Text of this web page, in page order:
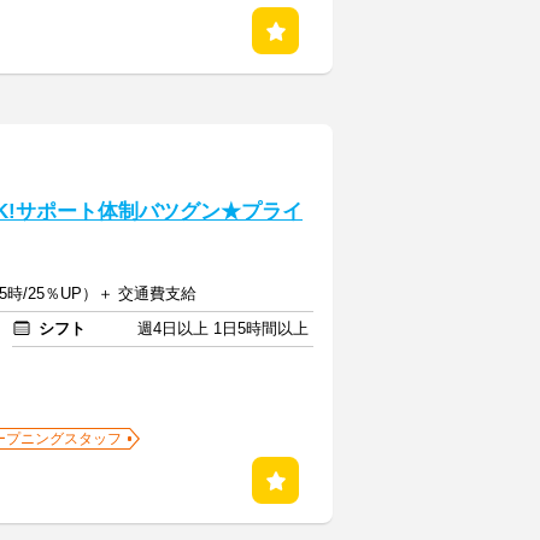
サポート体制バツグン★プライ
時/25％UP）＋ 交通費支給
シフト
週4日以上 1日5時間以上
プニングスタッフ